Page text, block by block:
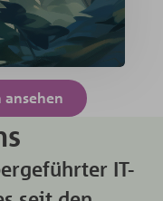
Erfahren »
IT-